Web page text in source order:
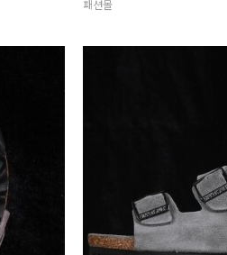
패션몰